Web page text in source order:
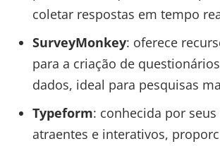
coletar respostas em tempo
SurveyMonkey: oferece
para a criação de
dados, ideal para pesquisas
Typeform: conhecida por seus
atraentes e interativos,